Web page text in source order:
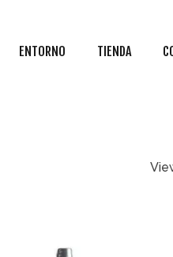
ENTORNO TIENDA